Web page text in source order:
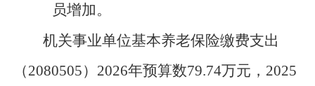
员增加。
机关事业单位基本养老保险缴费支出
（2080505） 2026年预算数79.74万元， 2025